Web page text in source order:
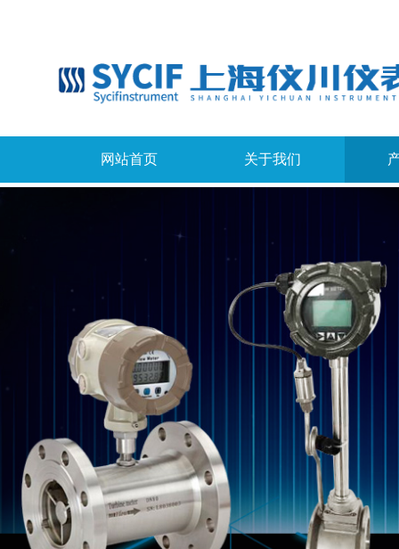
网站首页 关于我们